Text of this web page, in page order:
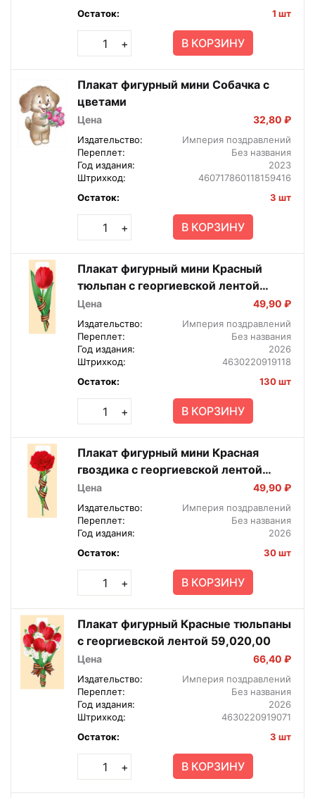
Остаток:
1 шт
+ В КОРЗИНУ
Плакат фигурный мини Собачка с
цветами
Цена 32,80 ₽
Издательство:
Империя поздравлений
Переплет:
Без названия
Год издания:
2023
Штрихкод:
460717860118159416
Остаток:
3 шт
+ В КОРЗИНУ
Плакат фигурный мини Красный
тюльпан с георгиевской лентой
59,022,00
Цена 49,90 ₽
Издательство:
Империя поздравлений
Переплет:
Без названия
Год издания:
2026
Штрихкод:
4630220919118
Остаток:
130 шт
+ В КОРЗИНУ
Плакат фигурный мини Красная
гвоздика с георгиевской лентой
59,021,00
Цена 49,90 ₽
Издательство:
Империя поздравлений
Переплет:
Без названия
Год издания:
2026
Остаток:
30 шт
+ В КОРЗИНУ
Плакат фигурный Красные тюльпаны
с георгиевской лентой 59,020,00
Цена 66,40 ₽
Издательство:
Империя поздравлений
Переплет:
Без названия
Год издания:
2026
Штрихкод:
4630220919071
Остаток:
3 шт
+ В КОРЗИНУ